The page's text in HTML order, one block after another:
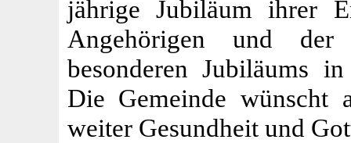
jährige Jubiläum ihrer
Angehörigen und der
besonderen Jubiläums
Die Gemeinde wünscht
weiter Gesundheit und